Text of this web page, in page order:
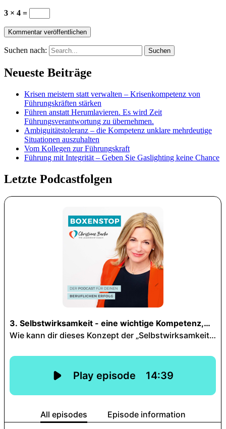
3 × 4 =
Suchen nach:
Neueste Beiträge
Krisen meistern statt verwalten – Krisenkompetenz von
Führungskräften stärken
Führen anstatt Herumlavieren. Es wird Zeit
Führungsverantwortung zu übernehmen.
Ambiguitätstoleranz – die Kompetenz unklare mehrdeutige
Situationen auszuhalten
Vom Kollegen zur Führungskraft
Führung mit Integrität – Geben Sie Gaslighting keine Chance
Letzte Podcastfolgen